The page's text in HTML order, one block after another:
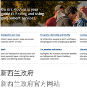
新西兰政府
新西兰政府官方网站